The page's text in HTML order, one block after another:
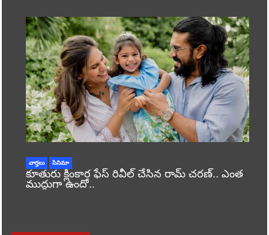
వార్తలు సినిమా
కూతురు క్లింకార ఫేస్ రివీల్ చేసిన రామ్ చరణ్.. ఎంత
ముద్దుగా ఉందో..